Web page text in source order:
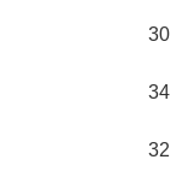
30
34
32